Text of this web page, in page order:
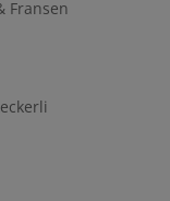
Fransen